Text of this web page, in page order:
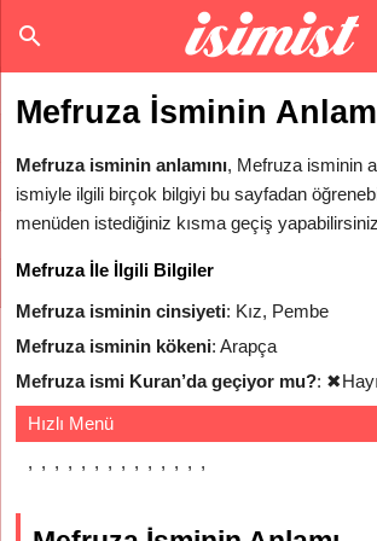
Mefruza İsminin
Mefruza isminin anlamını, Mefruza isminin
ismiyle ilgili birçok bilgiyi bu sayfadan
menüden istediğiniz kısma geçiş
Mefruza İle İlgili Bilgiler
Mefruza isminin cinsiyeti: Kız, Pembe
Mefruza isminin kökeni: Arapça
Mefruza ismi Kuran’da geçiyor mu?: ✖
Hızlı Menü